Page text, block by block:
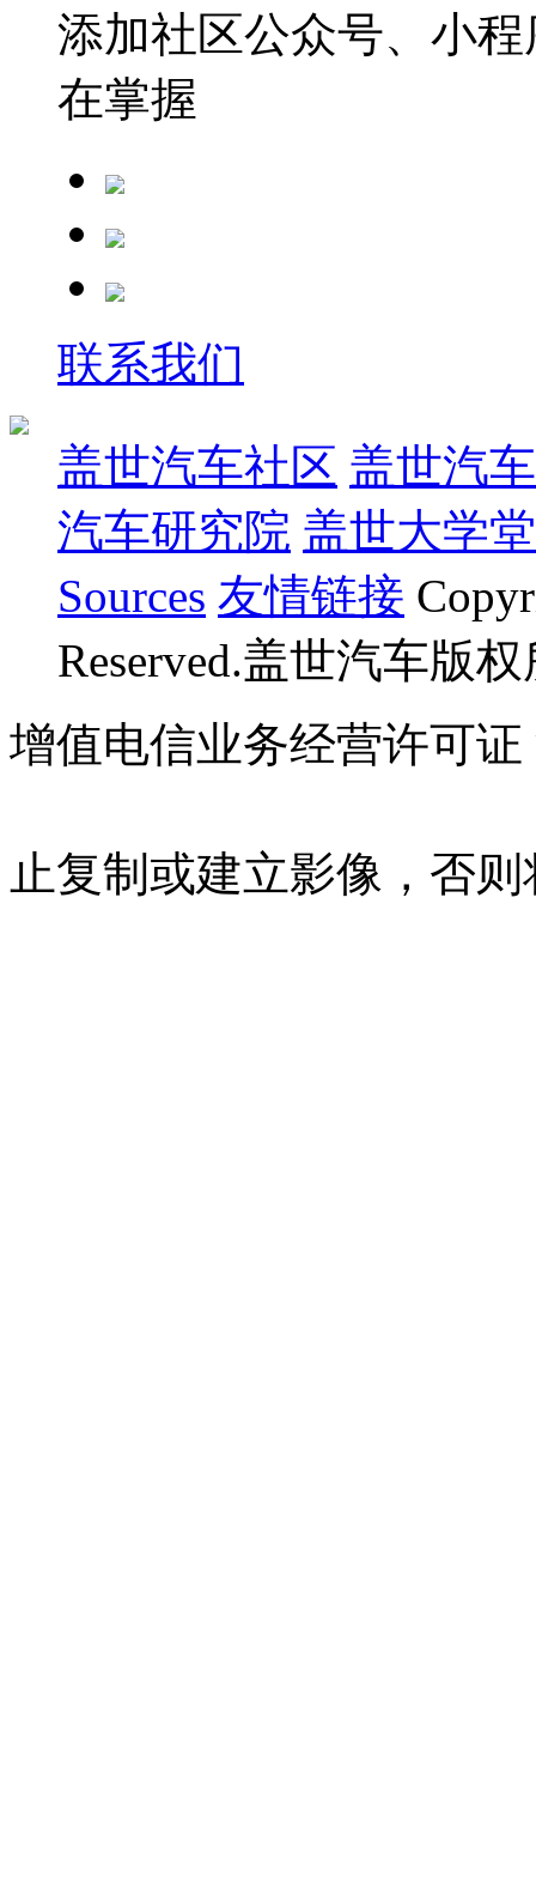
添加社区公众号、小
在掌握
联系我们
盖世汽车社区 盖世汽
汽车研究院 盖世大学堂
Sources 友情链接
Reserved.盖世汽车版
增值电信业务经营许可证
止复制或建立影像，否